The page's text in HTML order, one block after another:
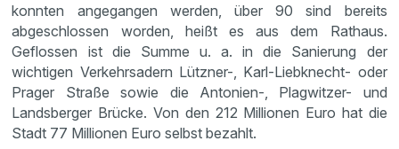
konnten angegangen werden, über 90 sind bereits
abgeschlossen worden, heißt es aus dem Rathaus.
Geflossen ist die Summe u. a. in die Sanierung der
wichtigen Verkehrsadern Lützner-, Karl-Liebknecht- oder
Prager Straße sowie die Antonien-, Plagwitzer- und
Landsberger Brücke. Von den 212 Millionen Euro hat die
Stadt 77 Millionen Euro selbst bezahlt.